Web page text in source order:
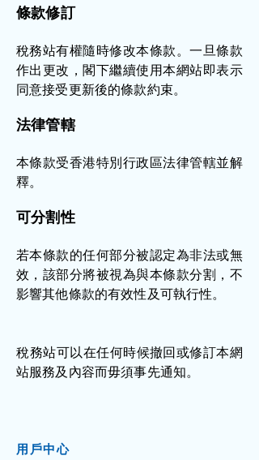
條款修訂
稅務站有權隨時修改本條款。一旦條款
作出更改，閣下繼續使用本網站即表示
同意接受更新後的條款約束。
法律管轄
本條款受香港特別行政區法律管轄並解
釋。
可分割性
若本條款的任何部分被認定為非法或無
效，該部分將被視為與本條款分割，不
影響其他條款的有效性及可執行性。
​稅務站可以在任何時候撤回或修訂本網
站服務及內容而毋須事先通知。
用戶中心